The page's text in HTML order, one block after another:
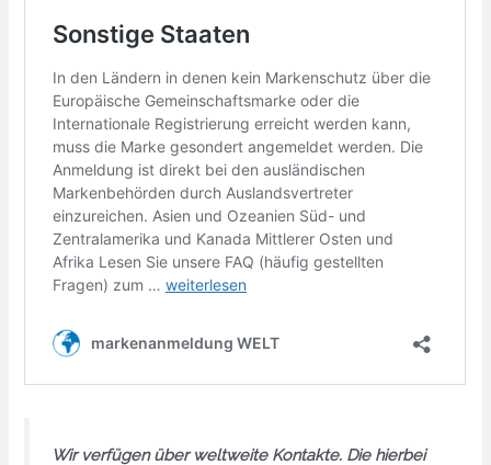
Wir verfügen über weltweite Kontakte. Die hierbei